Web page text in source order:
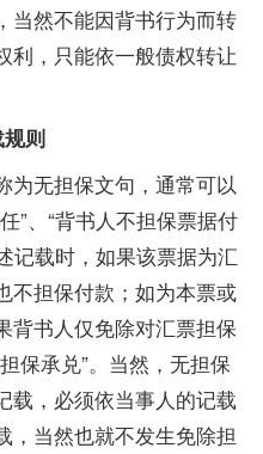
当然不能因背书行为而转
利，只能依一般债权转让
则
无担保文句，通常可以
”、“背书人不担保票据付
记载时，如果该票据为汇
不担保付款；如为本票或
背书人仅免除对汇票担保
保承兑”。当然，无担保
载，必须依当事人的记载
，当然也就不发生免除担